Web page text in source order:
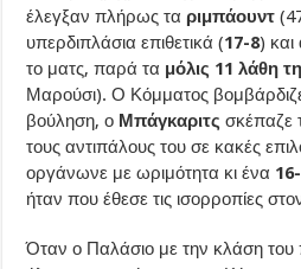
έλεγξαν πλήρως τα ριμπάουντ
υπερδιπλάσια επιθετικά (17-8) και
το ματς, παρά τα μόλις 11 λάθη
Μαρούσι). Ο Κόμματος
βούληση, ο Μπάγκαριτς σκέπαζε
τους αντιπάλους του σε κακές
οργάνωνε με ωριμότητα κι ένα
ήταν που έθεσε τις ισορροπίες
Όταν ο Παλάσιο με την κλάση του